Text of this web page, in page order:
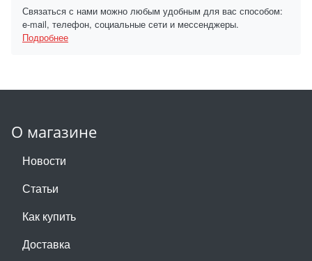
Связаться с нами можно любым удобным для вас способом:
e-mail, телефон, социальные сети и мессенджеры.
Подробнее
О магазине
Новости
Статьи
Как купить
Доставка